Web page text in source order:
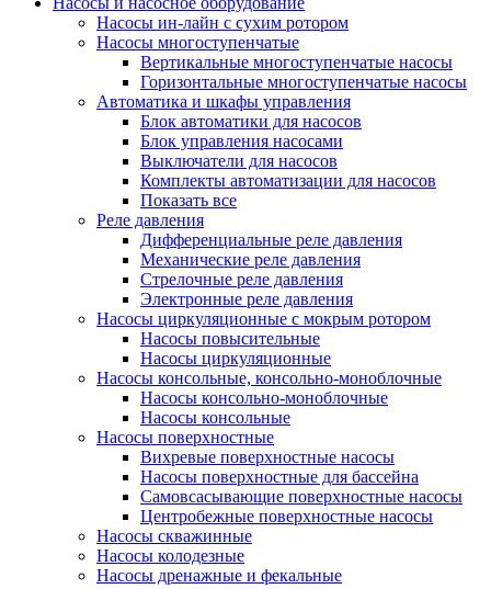
Насосы ин-лайн с сухим ротором
Насосы многоступенчатые
Вертикальные многоступенчатые насосы
Горизонтальные многоступенчатые насосы
Автоматика и шкафы управления
Блок автоматики для насосов
Блок управления насосами
Выключатели для насосов
Комплекты автоматизации для насосов
Показать все
Реле давления
Дифференциальные реле давления
Механические реле давления
Стрелочные реле давления
Электронные реле давления
Насосы циркуляционные с мокрым ротором
Насосы повысительные
Насосы циркуляционные
Насосы консольные, консольно-моноблочные
Насосы консольно-моноблочные
Насосы консольные
Насосы поверхностные
Вихревые поверхностные насосы
Насосы поверхностные для бассейна
Самовсасывающие поверхностные насосы
Центробежные поверхностные насосы
Насосы скважинные
Насосы колодезные
Насосы дренажные и фекальные